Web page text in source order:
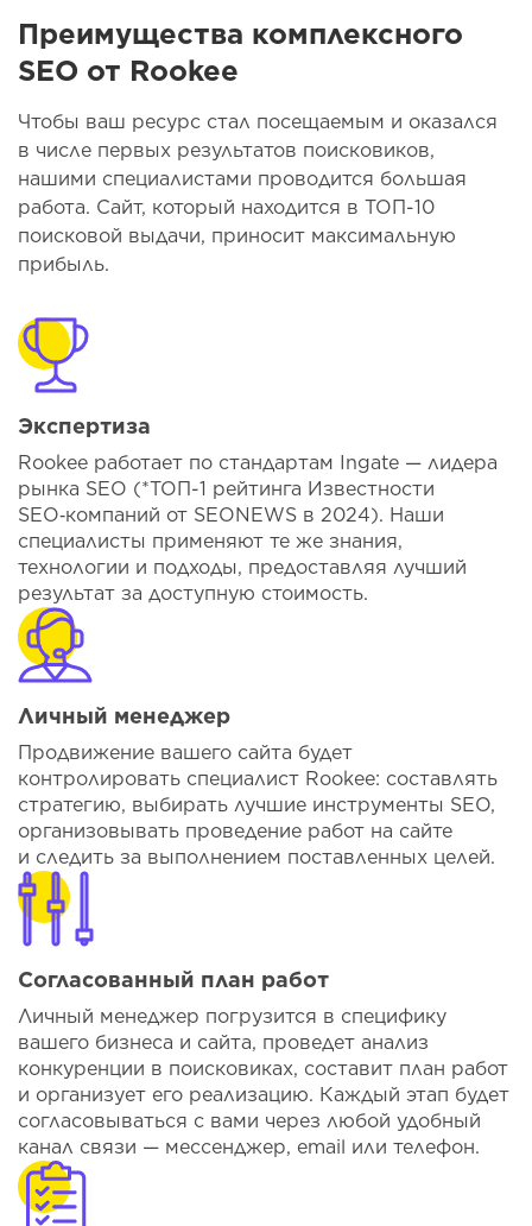
Преимущества комплексного
SEO от Rookee
Чтобы ваш ресурс стал посещаемым и оказался
в числе первых результатов поисковиков,
нашими специалистами проводится большая
работа. Сайт, который находится в ТОП-10
поисковой выдачи, приносит максимальную
прибыль.
Экспертиза
Rookee работает по стандартам Ingate — лидера
рынка SEO (*ТОП-1 рейтинга Известности
SEO‑компаний от SEONEWS в 2024). Наши
специалисты применяют те же знания,
технологии и подходы, предоставляя лучший
результат за доступную стоимость.
Личный менеджер
Продвижение вашего сайта будет
контролировать специалист Rookee: составлять
стратегию, выбирать лучшие инструменты SEO,
организовывать проведение работ на сайте
и следить за выполнением поставленных целей.
Согласованный план работ
Личный менеджер погрузится в специфику
вашего бизнеса и сайта, проведет анализ
конкуренции в поисковиках, составит план работ
и организует его реализацию. Каждый этап будет
согласовываться с вами через любой удобный
канал связи — мессенджер, email или телефон.